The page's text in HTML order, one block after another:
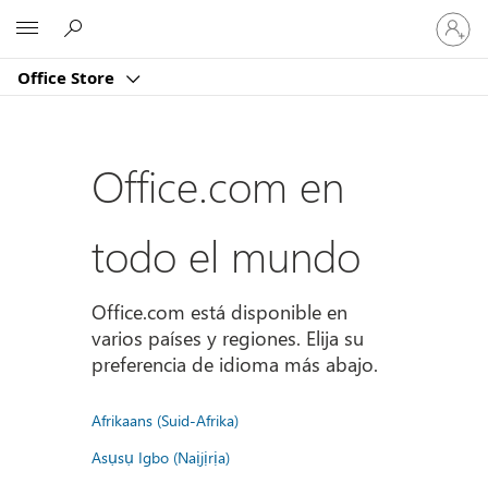
Office Store
Iniciar
sesión
en
cuenta
Office.com en
todo el mundo
Office.com está disponible en
varios países y regiones. Elija su
preferencia de idioma más abajo.
Afrikaans (Suid-Afrika)
Asụsụ Igbo (Naịjịrịa)